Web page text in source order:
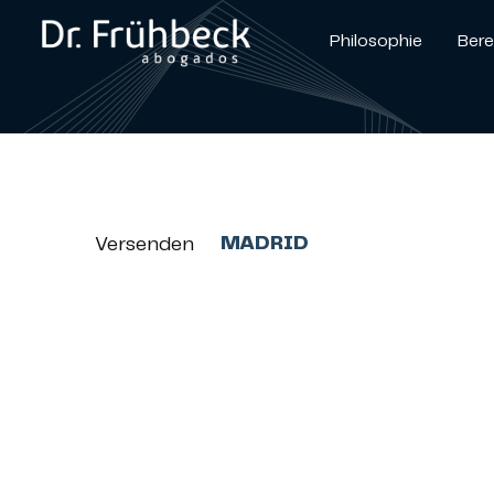
Philosophie
Versenden MADRID